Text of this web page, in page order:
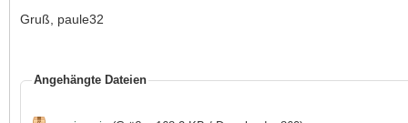
Gruß, paule32
Angehängte Dateien